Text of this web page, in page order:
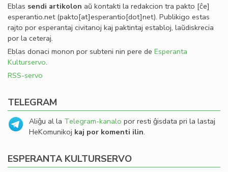
Eblas sendi artikolon aŭ kontakti la redakcion tra pakto [ĉe]
esperantio.net(pakto[at]esperantio[dot]net). Publikigo estas
rajto por esperantaj civitanoj kaj paktintaj establoj, laŭdiskrecia
por la ceteraj.
Eblas donaci monon por subteni nin pere de Esperanta
Kulturservo.
RSS-servo
TELEGRAM
Aliĝu al la Telegram-kanalo por resti ĝisdata pri la lastaj
HeKomunikoj kaj por komenti ilin.
ESPERANTA KULTURSERVO